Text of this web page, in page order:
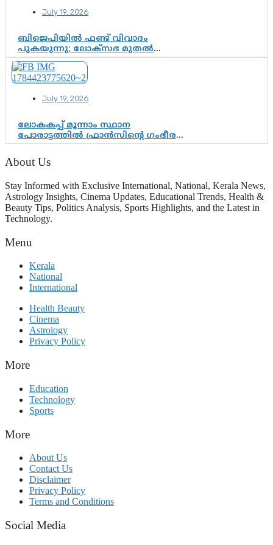
July 19, 2026
ബിജെപിയിൽ ഫണ്ട് വിവാദം
പുകയുന്നു; ലോക്സഭ മുതൽ
നിയമസഭ വരെ 140 മണ്ഡലങ്ങളിലെ
ഫണ്ട് വിനിയോഗം
പരിശോധിക്കുമോ? കേന്ദ്രത്തിനും
ഘടകത്തോട് അതൃപ്തി
July 19, 2026
ലോകകപ്പ് മൂന്നാം സ്ഥാന
പോരാട്ടത്തിൽ ഫ്രാൻസിന്റെ ഗംഭീര
തിരിച്ചുവരവ്; ഗോൾവേട്ടയിൽ
മെസ്സിയെ മറികടന്ന് എംബാപ്പെ
About Us
Stay Informed with Exclusive International, National, Kerala News,
Astrology Insights, Cinema Updates, Educational Trends, Health &
Beauty Tips, Politics Analysis, Sports Highlights, and the Latest in
Technology.
Menu
Kerala
National
International
Health Beauty
Cinema
Astrology
Privacy Policy
More
Education
Technology
Sports
More
About Us
Contact Us
Disclaimer
Privacy Policy
Terms and Conditions
Social Media